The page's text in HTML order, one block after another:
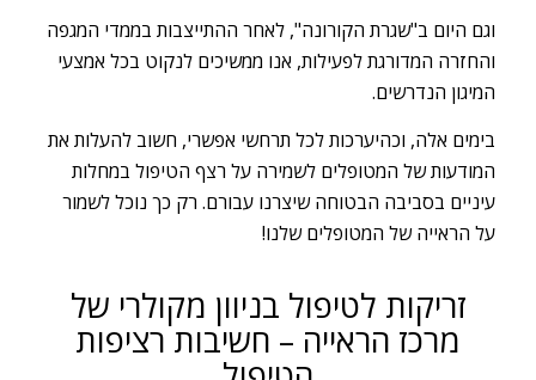
וגם היום ב"שגרת הקורונה", לאחר ההתייצבות בממדי המגפה
והחזרה המדורגת לפעילות, אנו ממשיכים לנקוט בכל אמצעי
המיגון הנדרשים.
בימים אלה, וכהיערכות לכל תרחשי אפשרי, חשוב להעלות את
המודעות של המטופלים לשמירה על רצף הטיפול במחלות
עיניים בסביבה הבטוחה שיצרנו עבורם. רק כך נוכל לשמור
על הראייה של המטופלים שלנו!
זריקות לטיפול בניוון מקולרי של
מרכז הראייה – חשיבות רציפות